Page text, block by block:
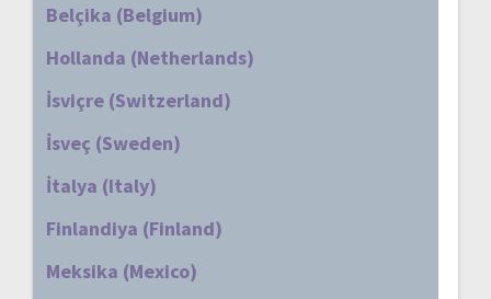
Belçika (Belgium)
Hollanda (Netherlands)
İsviçre (Switzerland)
İsveç (Sweden)
İtalya (Italy)
Finlandiya (Finland)
Meksika (Mexico)